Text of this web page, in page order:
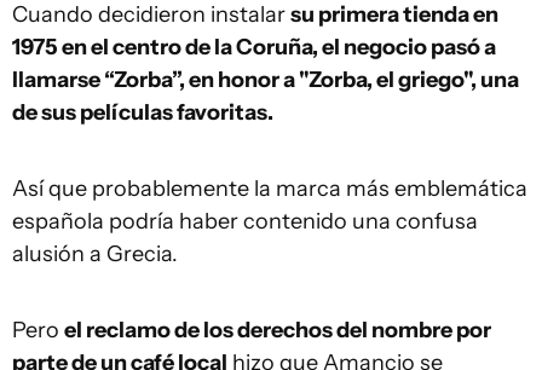
Cuando decidieron instalarsu primera tienda en
1975 en el centro de la Coruña, el negocio pasó a
llamarse “Zorba”, en honor a "Zorba, el griego", una
de sus películas favoritas.
Así que probablemente la marca más emblemática
española podría haber contenido una confusa
alusión a Grecia.
Pero el reclamo de los derechos del nombre por
parte de un café local hizo que Amancio se